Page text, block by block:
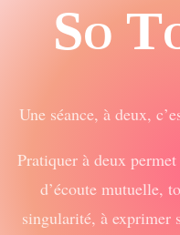
So
Une séance, à deux,
Pratiquer à deux
d’écoute mutuelle,
singularité, à exprimer